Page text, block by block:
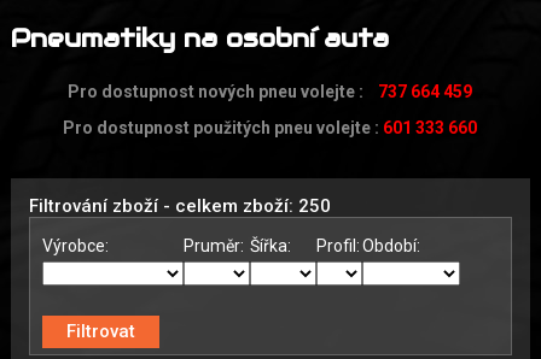
Pneumatiky na osobní auta
Pro dostupnost nových pneu volejte :
737 664 459
Pro dostupnost použitých pneu volejte : 601 333 660
Filtrování zboží - celkem zboží: 250
Výrobce: Pruměr: Šířka: Profil:Období: